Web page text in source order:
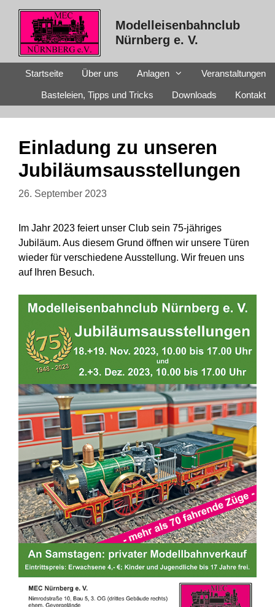
springen
Modelleisenbahnclub
Nürnberg e. V.
Startseite Über uns Anlagen Veranstaltungen
Basteleien, Tipps und Tricks Downloads Kontakt
Einladung zu unseren
Jubiläumsausstellungen
26. September 2023
Im Jahr 2023 feiert unser Club sein 75-jähriges
Jubiläum. Aus diesem Grund öffnen wir unsere Türen
wieder für verschiedene Ausstellung. Wir freuen uns
auf Ihren Besuch.